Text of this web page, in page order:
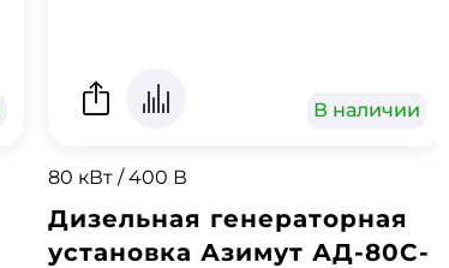
В наличии
80 кВт / 400 В
Дизельная генераторная
установка Азимут АД-80С-